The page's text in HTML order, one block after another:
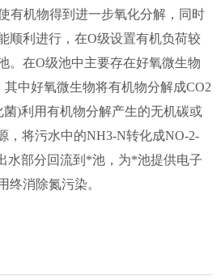
有机物得到进一步氧化分解，同时
顺利进行，在O级设置有机负荷较
。在O级池中主要存在好氧微生物
中好氧微生物将有机物分解成CO2
)利用有机物分解产生的无机碳或
，将污水中的NH3-N转化成NO-2-
水部分回流到*池，为*池提供电子
终消除氮污染。